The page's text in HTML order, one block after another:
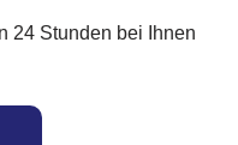
24 Stunden bei Ihnen